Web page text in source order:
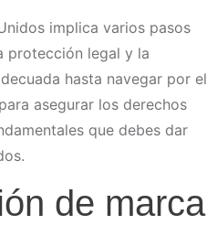
implica varios pasos
protección legal y la
hasta navegar por el
asegurar los derechos
que debes dar
de marca